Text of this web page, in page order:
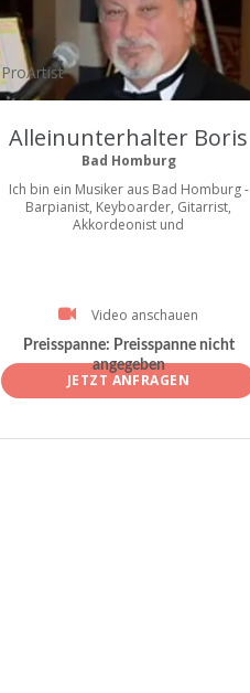
ProArtist
Alleinunterhalter Boris
Bad Homburg
Ich bin ein Musiker aus Bad Homburg -
Barpianist, Keyboarder, Gitarrist,
Akkordeonist und
Video anschauen
Preisspanne: Preisspanne nicht
angegeben
JETZT ANFRAGEN